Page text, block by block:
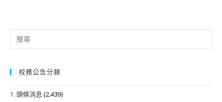
Search
for:
校務公告分類
1. 頭條消息 (2,439)